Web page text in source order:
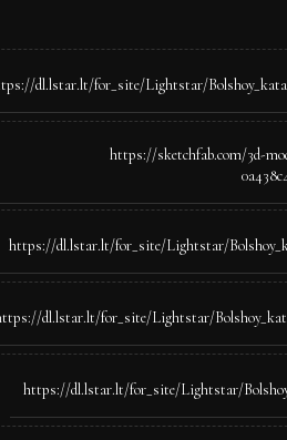
dl.lstar.lt/for_site/Lightstar/
https://sketchfab.com/3d-
https://dl.lstar.lt/for_site/Lightstar/
dl.lstar.lt/for_site/Lightstar/
https://dl.lstar.lt/for_site/Lightstar/